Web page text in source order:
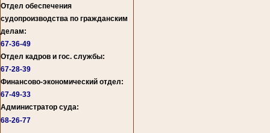
Отдел обеспечения
судопроизводства по гражданским
делам:
67-36-49
Отдел кадров и гос. службы:
67-28-39
Финансово-экономический отдел:
67-49-33
Администратор суда:
68-26-77